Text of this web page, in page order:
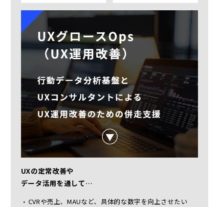
UXの定常改善や
データ活用を通して…
CVRや売上、MAUなど、具体的な数字を向上させたい